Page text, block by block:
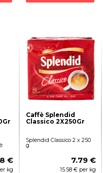
€
kg
Caffè Splendid
Classico 2X250Gr
Splendid Classico 2 x 250
g
7.79 €
15.58 € per kg